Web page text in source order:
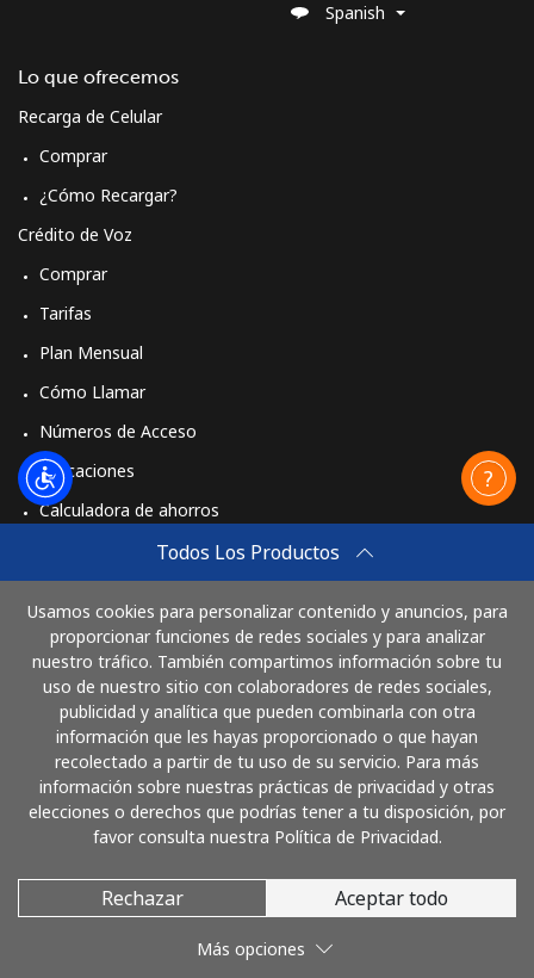
Todos Los Productos
Usamos cookies para personalizar contenido y anuncios, para
proporcionar funciones de redes sociales y para analizar
nuestro tráfico. También compartimos información sobre tu
uso de nuestro sitio con colaboradores de redes sociales,
publicidad y analítica que pueden combinarla con otra
información que les hayas proporcionado o que hayan
recolectado a partir de tu uso de su servicio. Para más
información sobre nuestras prácticas de privacidad y otras
elecciones o derechos que podrías tener a tu disposición, por
favor consulta nuestra Política de Privacidad.
Rechazar Aceptar todo
Más opciones
Lo que ofrecemos
Recarga de Celular
Comprar
¿Cómo Recargar?
Crédito de Voz
Comprar
Tarifas
Plan Mensual
Cómo Llamar
Números de Acceso
Aplicaciones
Calculadora de ahorros
Comprar
Cómo funciona
Spanish
Paga con
© 2026 LlamaGuatemala